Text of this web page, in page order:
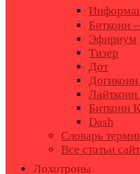
Биткоин
Эфириум
Тизер
Дот
Биткоин
Dash
Словарь
Все статьи
Лохотроны